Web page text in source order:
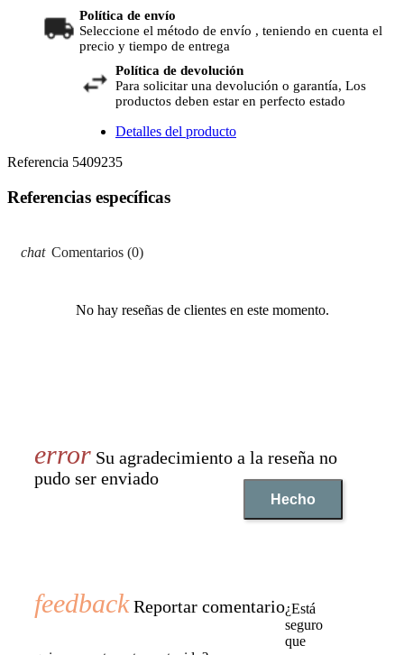
Política de envío
Seleccione el método de envío , teniendo en cuenta el
precio y tiempo de entrega
Política de devolución
Para solicitar una devolución o garantía, Los
productos deben estar en perfecto estado
Detalles del producto
Referencia 5409235
Referencias específicas
Comentarios (0)
No hay reseñas de clientes en este momento.
Su agradecimiento a la reseña no
pudo ser enviado
Hecho
Reportar comentario¿Está
seguro
que